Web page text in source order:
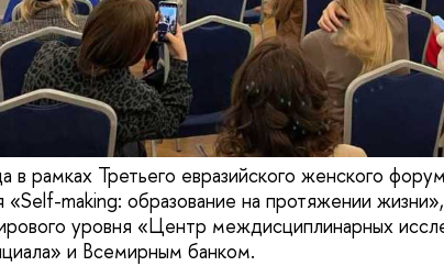
в рамках Третьего евразийского женского
«Self-making: образование на протяжении жизни»,
уровня «Центр междисциплинарных
и Всемирным банком.